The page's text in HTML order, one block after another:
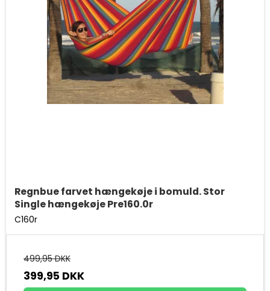
Regnbue farvet hængekøje i bomuld. Stor
Single hængekøje Pre160.0r
C160r
499,95 DKK
399,95 DKK